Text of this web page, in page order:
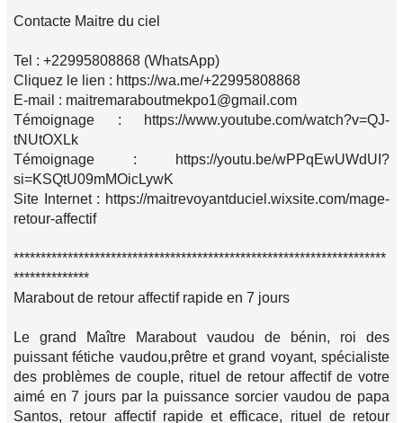
Contacte Maitre du ciel
Tel : +22995808868 (WhatsApp)
Cliquez le lien : https://wa.me/+22995808868
E-mail : maitremaraboutmekpo1@gmail.com
Témoignage : https://www.youtube.com/watch?v=QJ-
tNUtOXLk
Témoignage : https://youtu.be/wPPqEwUWdUI?
si=KSQtU09mMOicLywK
Site Internet : https://maitrevoyantduciel.wixsite.com/mage-
retour-affectif
*********************************************************************
**************
Marabout de retour affectif rapide en 7 jours
Le grand Maître Marabout vaudou de bénin, roi des
puissant fétiche vaudou,prêtre et grand voyant, spécialiste
des problèmes de couple, rituel de retour affectif de votre
aimé en 7 jours par la puissance sorcier vaudou de papa
Santos, retour affectif rapide et efficace, rituel de retour